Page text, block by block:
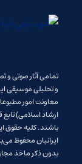
تمامی آثار صوتی
معاونت امور
ارشاد اسلامی)
باشند. کلیه حقوق
ایرانیان محفوظ
بدون ذکر ماخذ